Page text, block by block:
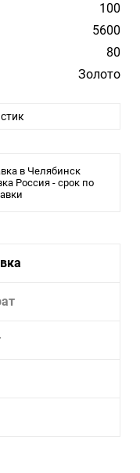
100
5600
80
Золото
Люстра
в Челябинск
Россия - срок по